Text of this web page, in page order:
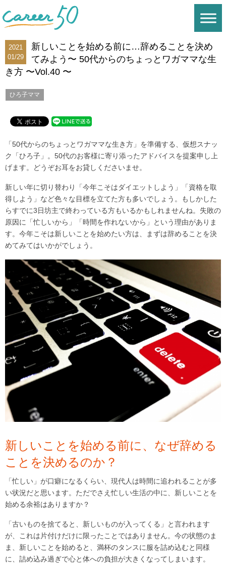
2021
01/29
新しいことを始める前に…辞めることを決め
てみよう〜 50代からのちょっとワガママな生
き方 〜Vol.40 〜
ひろ子ママ
「50代からのちょっとワガママな生き方」を準備する、仮想スナッ
ク「ひろ子」。50代のお客様に寄り添ったアドバイスを提案申し上
げます。どうぞお耳をお貸しくださいませ。
新しい年に切り替わり「今年こそはダイエットしよう」「資格を取
得しよう」など色々な目標を立てた方も多いでしょう。もしかした
らすでに3日坊主で終わっている方もいるかもしれませんね。失敗の
原因に「忙しいから」「時間を作れないから」という理由がありま
す。今年こそは新しいことを始めたい方は、まずは辞めることを決
めてみてはいかがでしょう。
新しいことを始める前に、なぜ辞める
ことを決めるのか？
「忙しい」が口癖になるくらい、現代人は時間に追われることが多
い状況だと思います。ただでさえ忙しい生活の中に、新しいことを
始める余裕はありますか？
「古いものを捨てると、新しいものが入ってくる」と言われます
が、これは片付けだけに限ったことではありません。今の状態のま
ま、新しいことを始めると、満杯のタンスに服を詰め込むと同様
に、詰め込み過ぎで心と体への負担が大きくなってしまいます。